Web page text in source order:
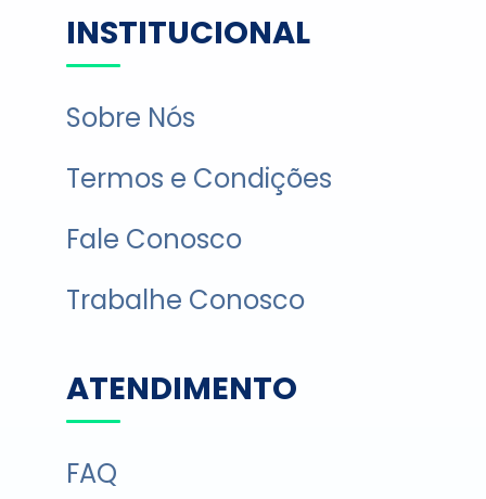
INSTITUCIONAL
Sobre Nós
Termos e Condições
Fale Conosco
Trabalhe Conosco
ATENDIMENTO
FAQ